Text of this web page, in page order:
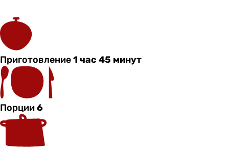
Приготовление1 час 45 минут
Порции6